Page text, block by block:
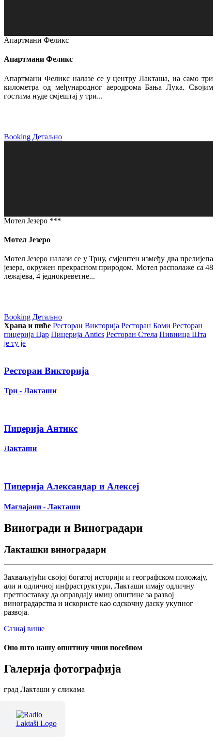
Апартмани Феликс
Апартмани Феликс
Апартмани Феликс налазе се у центру Лакташа, на само три
километра од међународног аеродрома Бања Лука. Својим
гостима нуде смјештај у три...
Booking Детаљно
Мотел Језеро ***
Мотел Језеро
Мотел Језеро налази се у Трну, смјештен између два прелијепа
језера, окружен прекрасном природом. Мотел располаже са 48
лежајева, 4 једнокреветне...
Booking Детаљно
Храна и пиће Ресторан Викторија Ресторан Боми Ресторан
пицерија Цар Пицерија Аntics Ресторан Стела Пивница Шта
је ту је
Ресторан Викторија
Трн - Лакташи
Пицерија Антикс
Лакташи
Пицерија Александар и Алексеј
Маглајани - Лакташи
Виногради и Виноградари
Лакташки виноградари
Захваљујући својој богатој историји и географском положају,
али и одличној инфраструктури, Лакташи имају одличну
претпоставку да оправдају имиџ општине за развој
виноградарства и искористе као одскочну даску укупног
развоја.
Сазнај више
Оно што нашу општину чини посебном
Галерија фотографија
град Лакташи у сликама
Терме Лакташи